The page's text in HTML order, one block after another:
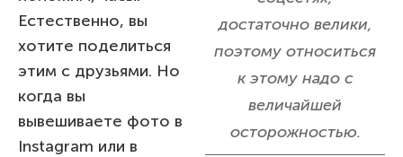
достаточно велики,
поэтому относиться
к этому надо с
величайшей
осторожностью.
Естественно, вы
хотите поделиться
этим с друзьями. Но
когда вы
вывешиваете фото в
Instagram или в